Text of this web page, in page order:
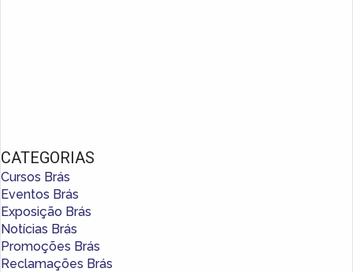
CATEGORIAS
Cursos Brás
Eventos Brás
Exposição Brás
Notícias Brás
Promoções Brás
Reclamações Brás